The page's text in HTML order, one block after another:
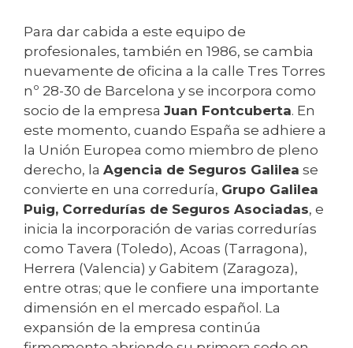
Para dar cabida a este equipo de
profesionales, también en 1986, se cambia
nuevamente de oficina a la calle Tres Torres
nº 28-30 de Barcelona y se incorpora como
socio de la empresa Juan Fontcuberta. En
este momento, cuando España se adhiere a
la Unión Europea como miembro de pleno
derecho, la Agencia de Seguros Galilea se
convierte en una correduría, Grupo Galilea
Puig, Corredurías de Seguros Asociadas, e
inicia la incorporación de varias corredurías
como Tavera (Toledo), Acoas (Tarragona),
Herrera (Valencia) y Gabitem (Zaragoza),
entre otras; que le confiere una importante
dimensión en el mercado español. La
expansión de la empresa continúa